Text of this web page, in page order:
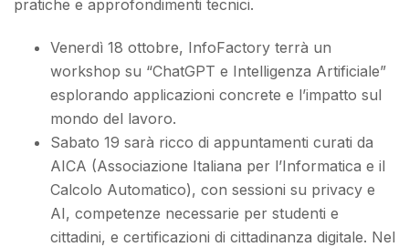
pratiche e approfondimenti tecnici.
Venerdì 18 ottobre, InfoFactory terrà un
workshop su “ChatGPT e Intelligenza Artificiale”
esplorando applicazioni concrete e l’impatto sul
mondo del lavoro.
Sabato 19 sarà ricco di appuntamenti curati da
AICA (Associazione Italiana per l’Informatica e il
Calcolo Automatico), con sessioni su privacy e
AI, competenze necessarie per studenti e
cittadini, e certificazioni di cittadinanza digitale. Nel